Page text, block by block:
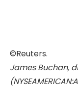
©Reuters.
James Buchan,